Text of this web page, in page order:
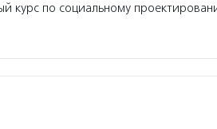
курс по социальному